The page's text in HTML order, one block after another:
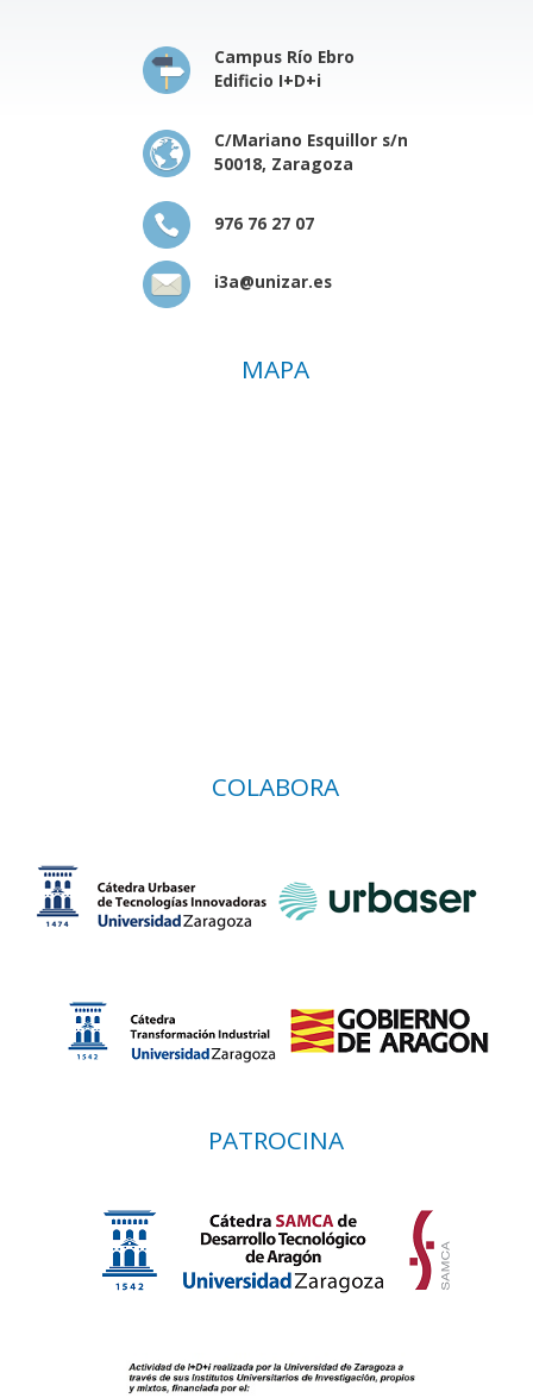
Campus Río Ebro
Edificio I+D+i
C/Mariano Esquillor s/n
50018, Zaragoza
976 76 27 07
i3a@unizar.es
MAPA
COLABORA
PATROCINA